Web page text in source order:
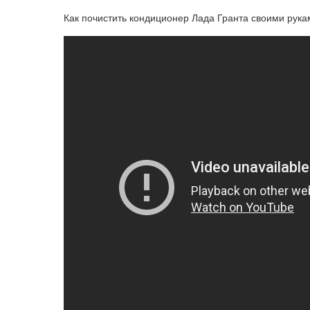
Как почистить кондиционер Лада Гранта своими